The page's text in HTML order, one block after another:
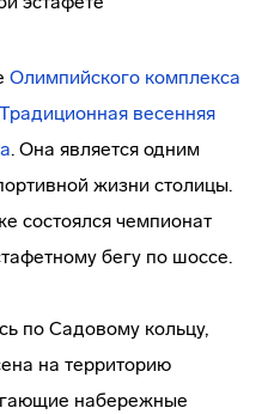
Олимпийского комплекса
весенняя
. Она является одним
жизни столицы.
состоялся чемпионат
бегу по шоссе.
по Садовому кольцу,
на территорию
набережные